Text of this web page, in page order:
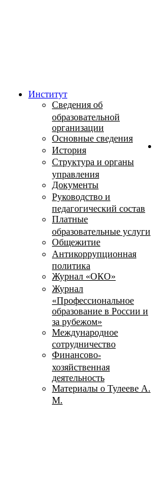
Институт
Сведения об
образовательной
организации
Основные сведения
История
Структура и органы
управления
Документы
Руководство и
педагогический состав
Платные
образовательные услуги
Общежитие
Антикоррупционная
политика
Журнал «ОКО»
Журнал
«Профессиональное
образование в России и
за рубежом»
Международное
сотрудничество
Финансово-
хозяйственная
деятельность
Материалы о Тулееве А.
М.